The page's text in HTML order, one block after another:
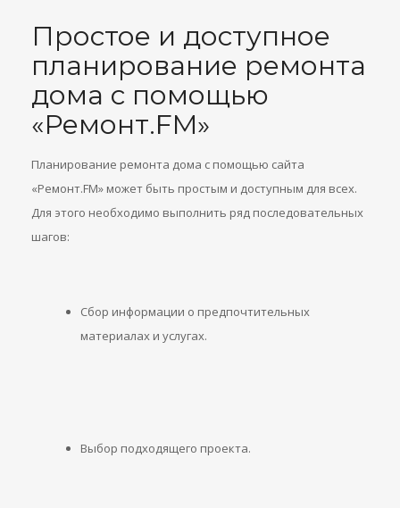
Простое и доступное
планирование ремонта
дома с помощью
«Ремонт.FM»
Планирование ремонта дома с помощью сайта
«Ремонт.FM» может быть простым и доступным для всех.
Для этого необходимо выполнить ряд последовательных
шагов:
Сбор информации о предпочтительных
материалах и услугах.
Выбор подходящего проекта.